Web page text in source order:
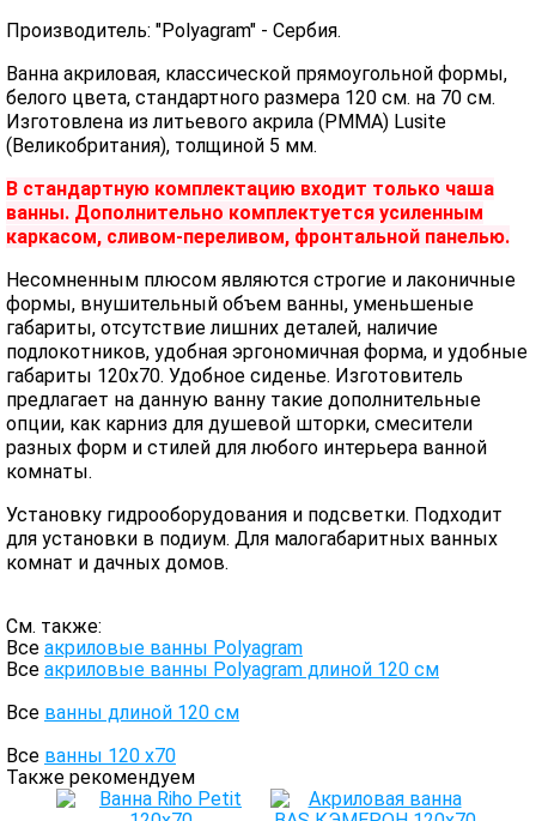
Производитель: "Polyagram" - Сербия.
Ванна акриловая, классической прямоугольной формы,
белого цвета, стандартного размера 120 см. на 70 см.
Изготовлена из литьевого акрила (PMMA) Lusite
(Великобритания), толщиной 5 мм.
В стандартную комплектацию входит только чаша
ванны. Дополнительно комплектуется усиленным
каркасом, сливом-переливом, фронтальной панелью.
Несомненным плюсом являются строгие и лаконичные
формы, внушительный объем ванны, уменьшеные
габариты, отсутствие лишних деталей, наличие
подлокотников, удобная эргономичная форма, и удобные
габариты 120х70. Удобное сиденье. Изготовитель
предлагает на данную ванну такие дополнительные
опции, как карниз для душевой шторки, смесители
разных форм и стилей для любого интерьера ванной
комнаты.
Установку гидрооборудования и подсветки. Подходит
для установки в подиум. Для малогабаритных ванных
комнат и дачных домов.
См. также:
Все акриловые ванны Polyagram
Все акриловые ванны Polyagram длиной 120 см
Все ванны длиной 120 см
Все ванны 120 х70
Также рекомендуем